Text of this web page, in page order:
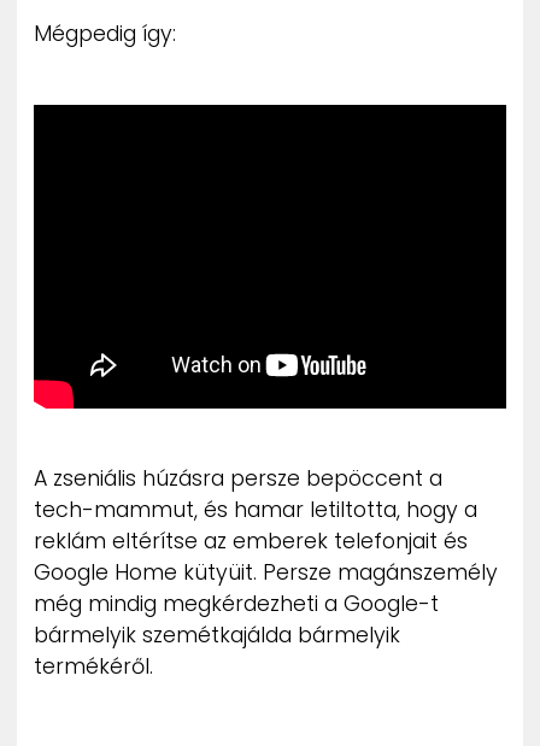
Mégpedig így:
A zseniális húzásra persze bepöccent a
tech-mammut, és hamar letiltotta, hogy a
reklám eltérítse az emberek telefonjait és
Google Home kütyüit. Persze magánszemély
még mindig megkérdezheti a Google-t
bármelyik szemétkajálda bármelyik
termékéről.